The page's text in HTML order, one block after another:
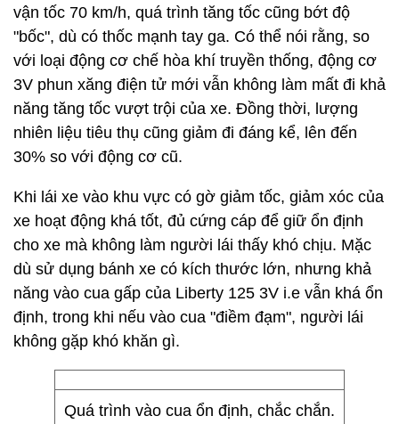
vận tốc 70 km/h, quá trình tăng tốc cũng bớt độ
"bốc", dù có thốc mạnh tay ga. Có thể nói rằng, so
với loại động cơ chế hòa khí truyền thống, động cơ
3V phun xăng điện tử mới vẫn không làm mất đi khả
năng tăng tốc vượt trội của xe. Đồng thời, lượng
nhiên liệu tiêu thụ cũng giảm đi đáng kể, lên đến
30% so với động cơ cũ.
Khi lái xe vào khu vực có gờ giảm tốc, giảm xóc của
xe hoạt động khá tốt, đủ cứng cáp để giữ ổn định
cho xe mà không làm người lái thấy khó chịu. Mặc
dù sử dụng bánh xe có kích thước lớn, nhưng khả
năng vào cua gấp của Liberty 125 3V i.e vẫn khá ổn
định, trong khi nếu vào cua "điềm đạm", người lái
không gặp khó khăn gì.
Quá trình vào cua ổn định, chắc chắn.